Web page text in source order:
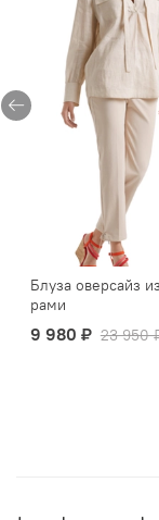
Блуза оверсайз
рами
9 980 ₽ 23 950